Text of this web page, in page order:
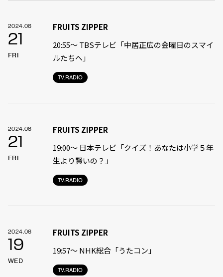
2024.06
21
FRI
TV.RADIO
FRUITS ZIPPER
20:55〜 TBSテレビ「中居正広の金曜日のスマイ
ルたちへ」
2024.06
21
FRI
TV.RADIO
FRUITS ZIPPER
19:00〜 日本テレビ「クイズ！あなたは小学５年
生より賢いの？」
2024.06
19
WED
TV.RADIO
FRUITS ZIPPER
19:57〜 NHK総合「うたコン」